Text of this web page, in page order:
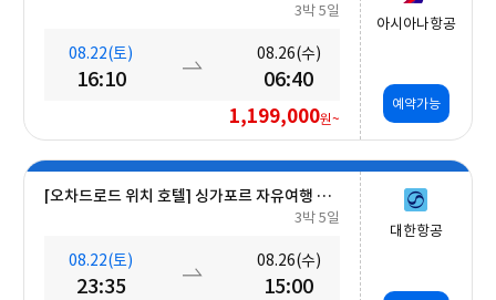
3박 5일
08.22(토)
16:10
08.26(수)
06:40
1,199,000원~
아시아나항공
예약가능
[오차드로드 위치 호텔] 싱가포르 자유여행 5일 #조식포함
3박 5일
08.22(토)
23:35
08.26(수)
15:00
대한항공